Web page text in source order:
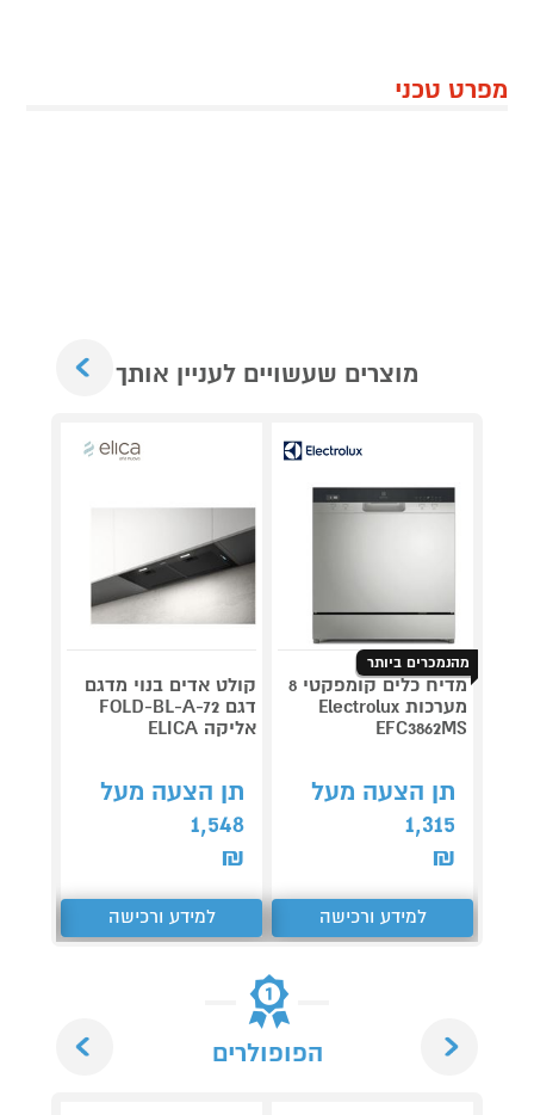
מפרט טכני
מוצרים שעשויים לעניין אותך
מהנמכרים ביותר
מדיח כלים קומפקטי 8
מערכות Electrolux
EFC3862MS
תן הצעה מעל
1,315
₪
למידע ורכישה
קולט אדים בנוי מדגם
דגם FOLD-BL-A-72
אליקה ELICA
תן הצעה מעל
1,548
₪
למידע ורכישה
הפופולרים